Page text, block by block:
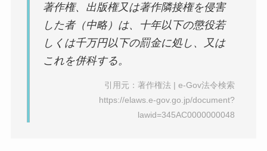
著作権、出版権又は著作隣接権を侵害
した者（中略）は、十年以下の懲役若
しくは千万円以下の罰金に処し、又は
これを併科する。
引用元：著作権法 | e-Gov法令検索
https://elaws.e-gov.go.jp/document?
lawid=345AC0000000048